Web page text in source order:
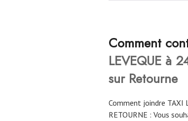
Comment
LEVEQUE à
sur Retourne
Comment joindre TAXI
RETOURNE : Vous